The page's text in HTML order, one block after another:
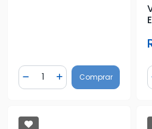
Diminuir Quantidade
Quantidade
Adicionar Quantidade
Comprar